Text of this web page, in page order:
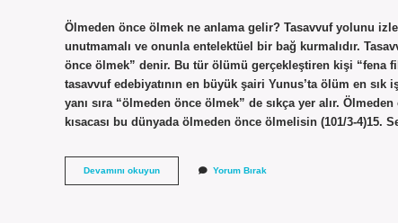
Ölmeden önce ölmek ne anlama gelir? Tasavvuf yolunu
unutmamalı ve onunla entelektüel bir bağ kurmalıdır.
önce ölmek” denir. Bu tür ölümü gerçekleştiren kişi “fena
tasavvuf edebiyatının en büyük şairi Yunus’ta ölüm en
yanı sıra “ölmeden önce ölmek” de sıkça yer alır.
kısacası bu dünyada ölmeden önce ölmelisin (101/3-
Devamını okuyunÖlmeden
Önce
Yorum Bırak